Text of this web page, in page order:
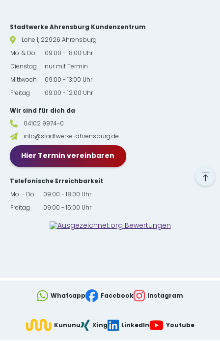
Stadtwerke Ahrensburg Kundenzentrum
Lohe 1, 22926 Ahrensburg
Mo. & Do.
09:00 - 18:00 Uhr
Dienstag
nur mit Termin
Mittwoch
09:00 - 13:00 Uhr
Freitag
09:00 - 12:00 Uhr
Wir sind für dich da
04102 9974-0
info@stadtwerke-ahrensburg.de
Hier Termin vereinbaren
Telefonische Erreichbarkeit
Mo. - Do.
09:00 - 18:00 Uhr
Freitag
09:00 - 15:00 Uhr
Whatsapp Facebook Instagram
Kununu Xing LinkedIn Youtube